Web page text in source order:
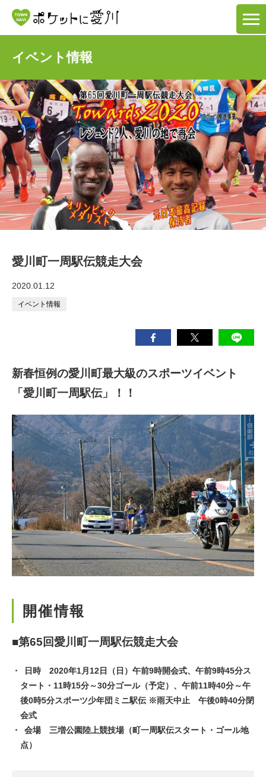
イベント情報
愛川町一周駅伝競走大会
2020.01.12
イベント情報
新春恒例の愛川町最大級のスポーツイベント
「愛川町一周駅伝」！！
開催情報
■第65回愛川町一周駅伝競走大会
日時 2020年1月12日（日）午前9時開会式、午前9時45分ス
タート・11時15分～30分ゴール（予定）、午前11時40分～午
後0時5分スポーツ少年団ミニ駅伝 ※雨天中止 午後0時40分閉
会式
会場 三増公園陸上競技場（町一周駅伝スタート・ゴール地
点）